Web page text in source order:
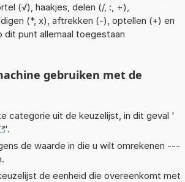
(√), haakjes, delen (/, :, ÷),
(*, x), aftrekken (-), optellen (+) en
dit punt allemaal toegestaan
gebruiken met de
categorie uit de keuzelijst, in dit geval '
'.
de waarde in die u wilt omrekenen ---
de eenheid die overeenkomt met